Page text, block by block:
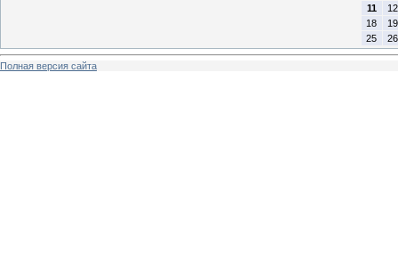
11
12
18
19
25
26
Полная версия сайта